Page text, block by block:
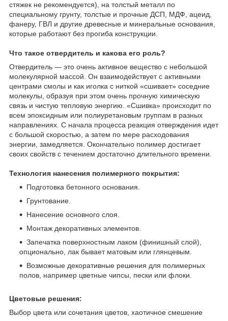
стяжек не рекомендуется), на толстый металл по
специальному грунту, толстые и прочные ДСП, МДФ, ацеид,
фанеру, ГВЛ и другие древесные и минеральные основания,
которые работают без прогиба конструкции.
Что такое отвердитель и какова его роль?
Отвердитель — это очень активное вещество с небольшой
молекулярной массой. Он взаимодействует с активными
центрами смолы и как иголка с ниткой «сшивает» соседние
молекулы, образуя при этом очень прочную химическую
связь и чистую тепловую энергию. «Сшивка» происходит по
всем эпоксидным или полиуретановым группам в разных
направлениях. С начала процесса реакция отверждения идет
с большой скоростью, а затем по мере расходования
энергии, замедляется. Окончательно полимер достигает
своих свойств с течением достаточно длительного времени.
Технология нанесения полимерного покрытия:
Подготовка бетонного основания.
Грунтование.
Нанесение основного слоя.
Монтаж декоративных элементов.
Запечатка поверхностным лаком (финишный слой),
опционально, лак бывает матовым или глянцевым.
Возможные декоративные решения для полимерных
полов, например цветные чипсы, пески или флоки.
Цветовые решения:
Выбор цвета или сочетания цветов, хаотичное смешение